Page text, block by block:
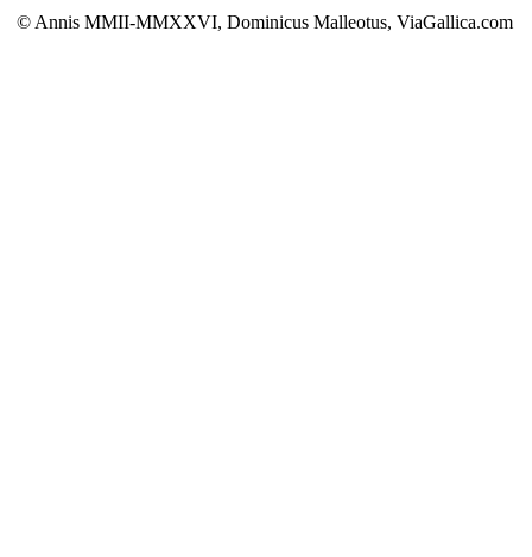
© Annis MMII-MMXXVI, Dominicus Malleotus, ViaGallica.com